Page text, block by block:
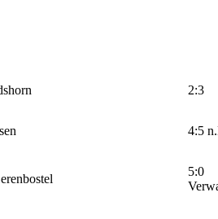
2:3
4:5
5:0